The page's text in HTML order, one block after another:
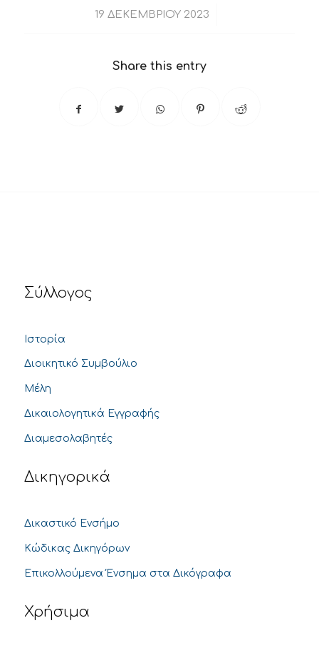
19 ΔΕΚΕΜΒΡΊΟΥ 2023
/
Share this entry
Σύλλογος
Ιστορία
Διοικητικό Συμβούλιο
Μέλη
Δικαιολογητικά Εγγραφής
Διαμεσολαβητές
Δικηγορικά
Δικαστικό Ενσήμο
Κώδικας Δικηγόρων
Επικολλούμενα Ένσημα στα Δικόγραφα
Χρήσιμα